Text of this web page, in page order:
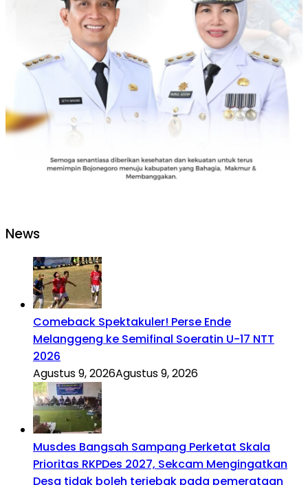
News
Comeback Spektakuler! Perse Ende
Melanggeng ke Semifinal Soeratin U-17 NTT
2026
Agustus 9, 2026Agustus 9, 2026
Musdes Bangsah Sampang Perketat Skala
Prioritas RKPDes 2027, Sekcam Mengingatkan
Desa tidak boleh terjebak pada pemerataan